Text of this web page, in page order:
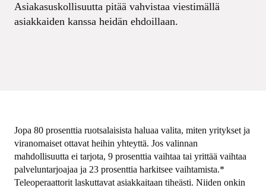
Asiakasuskollisuutta pitää vahvistaa viestimällä
asiakkaiden kanssa heidän ehdoillaan.
Jopa 80 prosenttia ruotsalaisista haluaa valita, miten yritykset ja
viranomaiset ottavat heihin yhteyttä. Jos valinnan
mahdollisuutta ei tarjota, 9 prosenttia vaihtaa tai yrittää vaihtaa
palveluntarjoajaa ja 23 prosenttia harkitsee vaihtamista.*
Teleoperaattorit laskuttavat asiakkaitaan tiheästi. Niiden onkin